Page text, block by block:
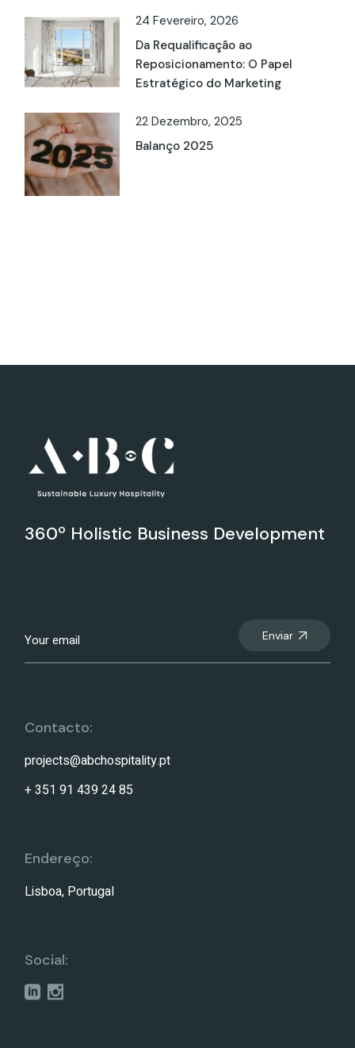
24 Fevereiro, 2026
Da Requalificação ao
Reposicionamento: O Papel
Estratégico do Marketing
22 Dezembro, 2025
Balanço 2025
360º Holistic Business Development
Enviar
Contacto:
projects@abchospitality.pt
+ 351 91 439 24 85
Endereço:
Lisboa, Portugal
Social: